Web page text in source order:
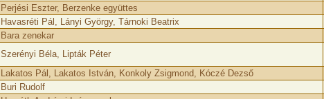
Perjési Eszter, Berzenke együttes
Havasréti Pál, Lányi György, Tárnoki Beatrix
Bara zenekar
Szerényi Béla, Lipták Péter
Lakatos Pál, Lakatos István, Konkoly Zsigmond, Kóczé Dezső
Buri Rudolf